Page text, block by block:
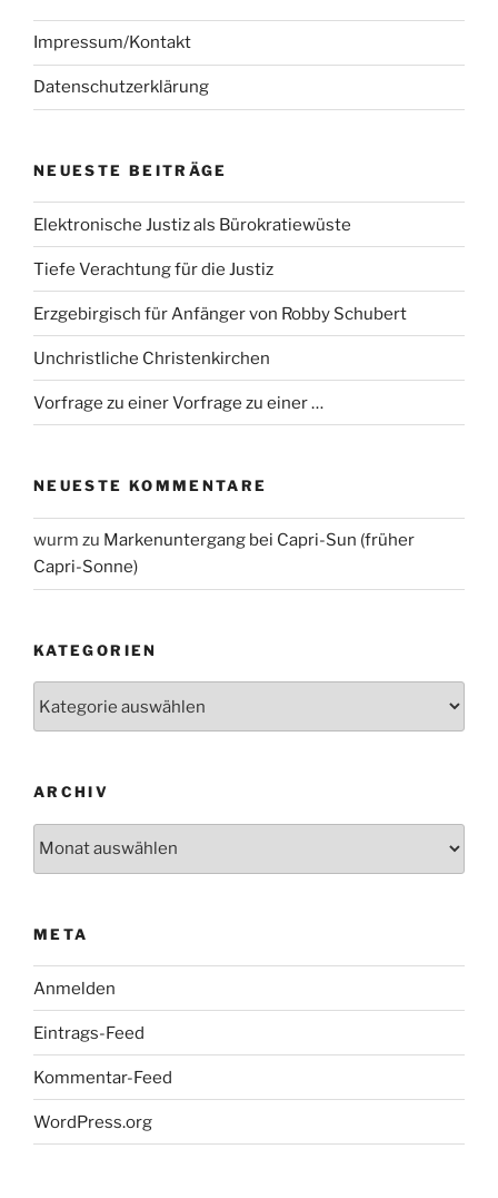
Impressum/Kontakt
Datenschutzerklärung
NEUESTE BEITRÄGE
Elektronische Justiz als Bürokratiewüste
Tiefe Verachtung für die Justiz
Erzgebirgisch für Anfänger von Robby Schubert
Unchristliche Christenkirchen
Vorfrage zu einer Vorfrage zu einer …
NEUESTE KOMMENTARE
wurm zu Markenuntergang bei Capri-Sun (früher
Capri-Sonne)
KATEGORIEN
ARCHIV
META
Anmelden
Eintrags-Feed
Kommentar-Feed
WordPress.org